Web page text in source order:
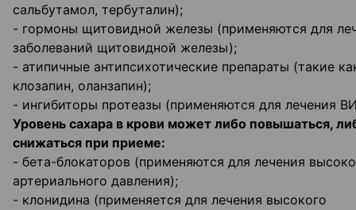
сальбутамол, тербуталин);
- гормоны щитовидной железы (применяются для
заболеваний щитовидной железы);
- атипичные антипсихотические препараты (такие
клозапин, оланзапин);
- ингибиторы протеазы (применяются для лечения
Уровень сахара в крови может либо повышаться,
снижаться при приеме:
- бета-блокаторов (применяются для лечения
артериального давления);
- клонидина (применяется для лечения высокого